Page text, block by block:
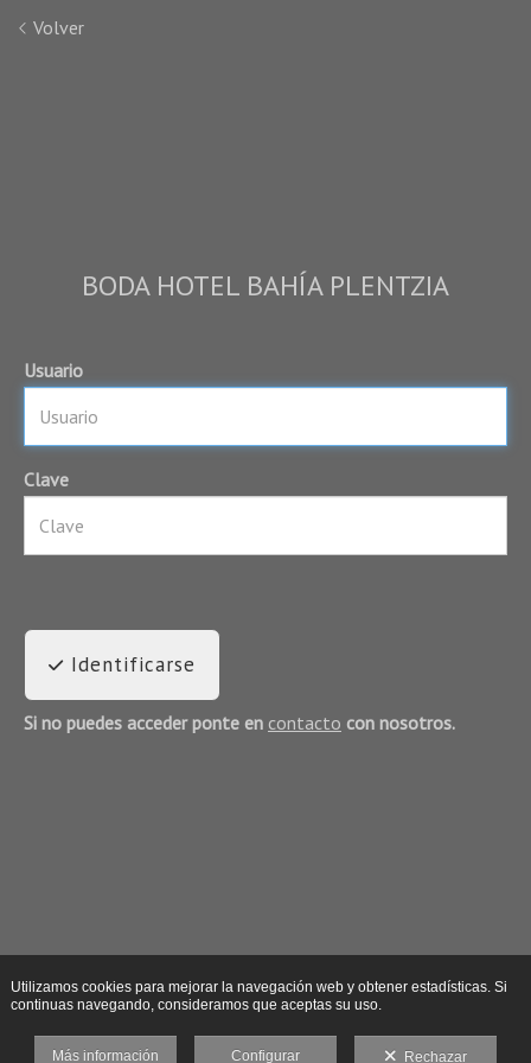
Volver
BODA HOTEL BAHÍA PLENTZIA
Usuario
Clave
Identificarse
Si no puedes acceder ponte en contacto con nosotros.
Utilizamos cookies para mejorar la navegación web y obtener estadísticas. Si
continuas navegando, consideramos que aceptas su uso.
Más información Configurar Rechazar